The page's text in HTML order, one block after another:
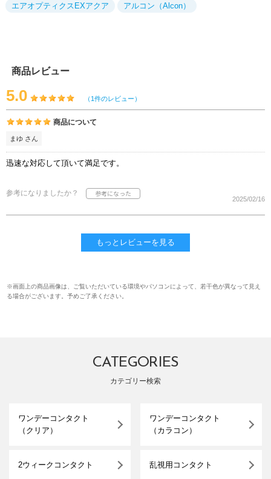
エアオプティクスEXアクア アルコン（Alcon）
商品レビュー
5.0 （1件のレビュー）
商品について
まゆ さん
迅速な対応して頂いて満足です。
参考になりましたか？
2025/02/16
もっとレビューを見る
※画面上の商品画像は、ご覧いただいている環境やパソコンによって、若干色が異なって見え
る場合がございます。予めご了承ください。
CATEGORIES
カテゴリー検索
ワンデーコンタクト
（クリア）
ワンデーコンタクト
（カラコン）
2ウィークコンタクト 乱視用コンタクト